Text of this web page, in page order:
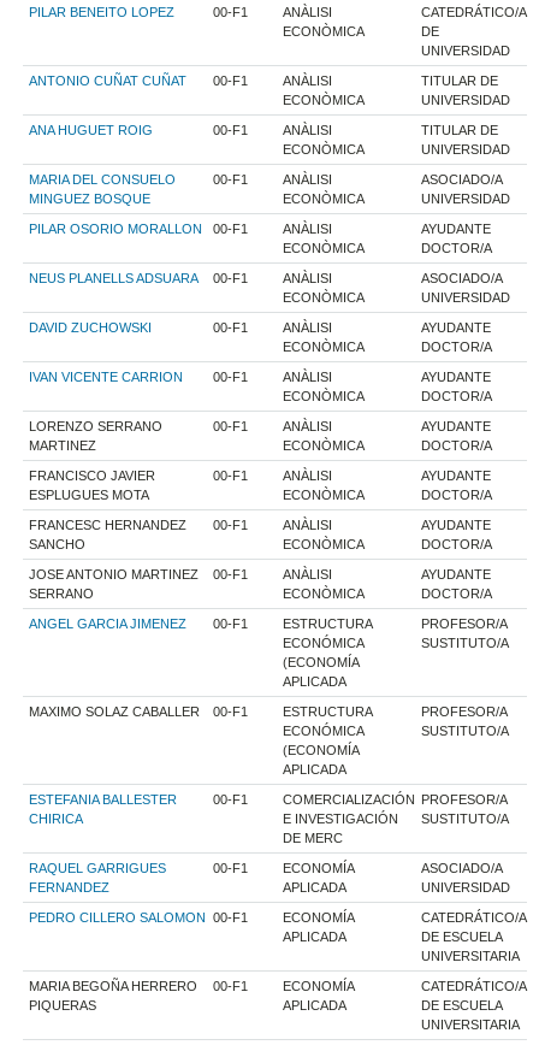
PILAR BENEITO LOPEZ 00-F1
ANÀLISI
ECONÒMICA
CATEDRÁTICO/A
DE
UNIVERSIDAD
ANTONIO CUÑAT CUÑAT 00-F1
ANÀLISI
ECONÒMICA
TITULAR DE
UNIVERSIDAD
ANA HUGUET ROIG 00-F1
ANÀLISI
ECONÒMICA
TITULAR DE
UNIVERSIDAD
MARIA DEL CONSUELO
MINGUEZ BOSQUE
00-F1
ANÀLISI
ECONÒMICA
ASOCIADO/A
UNIVERSIDAD
PILAR OSORIO MORALLON 00-F1
ANÀLISI
ECONÒMICA
AYUDANTE
DOCTOR/A
NEUS PLANELLS ADSUARA 00-F1
ANÀLISI
ECONÒMICA
ASOCIADO/A
UNIVERSIDAD
DAVID ZUCHOWSKI 00-F1
ANÀLISI
ECONÒMICA
AYUDANTE
DOCTOR/A
IVAN VICENTE CARRION 00-F1
ANÀLISI
ECONÒMICA
AYUDANTE
DOCTOR/A
LORENZO SERRANO
MARTINEZ
00-F1
ANÀLISI
ECONÒMICA
AYUDANTE
DOCTOR/A
FRANCISCO JAVIER
ESPLUGUES MOTA
00-F1
ANÀLISI
ECONÒMICA
AYUDANTE
DOCTOR/A
FRANCESC HERNANDEZ
SANCHO
00-F1
ANÀLISI
ECONÒMICA
AYUDANTE
DOCTOR/A
JOSE ANTONIO MARTINEZ
SERRANO
00-F1
ANÀLISI
ECONÒMICA
AYUDANTE
DOCTOR/A
ANGEL GARCIA JIMENEZ 00-F1
ESTRUCTURA
ECONÓMICA
(ECONOMÍA
APLICADA
PROFESOR/A
SUSTITUTO/A
MAXIMO SOLAZ CABALLER 00-F1
ESTRUCTURA
ECONÓMICA
(ECONOMÍA
APLICADA
PROFESOR/A
SUSTITUTO/A
ESTEFANIA BALLESTER
CHIRICA
00-F1
COMERCIALIZACIÓN
E INVESTIGACIÓN
DE MERC
PROFESOR/A
SUSTITUTO/A
RAQUEL GARRIGUES
FERNANDEZ
00-F1
ECONOMÍA
APLICADA
ASOCIADO/A
UNIVERSIDAD
PEDRO CILLERO SALOMON 00-F1
ECONOMÍA
APLICADA
CATEDRÁTICO/A
DE ESCUELA
UNIVERSITARIA
MARIA BEGOÑA HERRERO
PIQUERAS
00-F1
ECONOMÍA
APLICADA
CATEDRÁTICO/A
DE ESCUELA
UNIVERSITARIA